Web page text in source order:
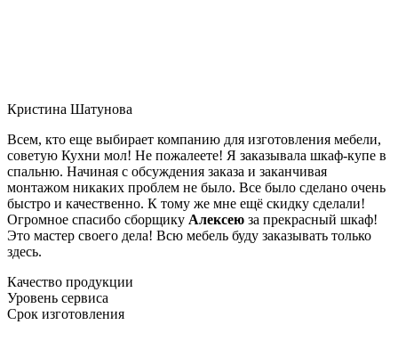
Кристина Шатунова
Всем, кто еще выбирает компанию для изготовления мебели,
советую Кухни мол! Не пожалеете! Я заказывала шкаф-купе в
спальню. Начиная с обсуждения заказа и заканчивая
монтажом никаких проблем не было. Все было сделано очень
быстро и качественно. К тому же мне ещё скидку сделали!
Огромное спасибо сборщику Алексею за прекрасный шкаф!
Это мастер своего дела! Всю мебель буду заказывать только
здесь.
Качество продукции
Уровень сервиса
Срок изготовления